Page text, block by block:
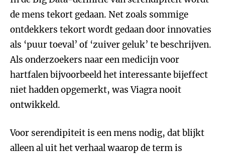
de mens tekort gedaan. Net zoals sommige
ontdekkers tekort wordt gedaan door innovaties
als ‘puur toeval’ of ‘zuiver geluk’ te beschrijven.
Als onderzoekers naar een medicijn voor
hartfalen bijvoorbeeld het interessante bijeffect
niet hadden opgemerkt, was Viagra nooit
ontwikkeld.
Voor serendipiteit is een mens nodig, dat blijkt
alleen al uit het verhaal waarop de term is